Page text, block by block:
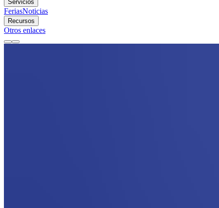
Servicios
FeriasNoticias
Recursos
Otros enlaces